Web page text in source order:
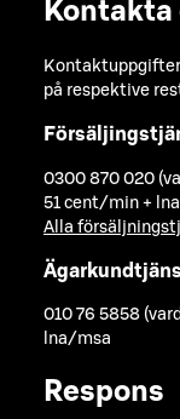
Kontakta
på respektive
0300 870 020
51 cent/min +
Alla
010 76 5858
lna/msa
Respons